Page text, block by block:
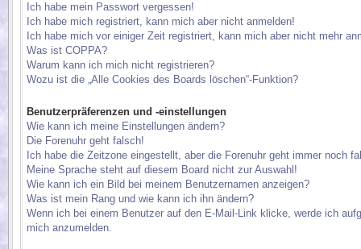
Ich habe mein Passwort vergessen!
Ich habe mich registriert, kann mich aber nicht anmelden!
Ich habe mich vor einiger Zeit registriert, kann mich aber nicht mehr
Was ist COPPA?
Warum kann ich mich nicht registrieren?
Wozu ist die „Alle Cookies des Boards löschen“-Funktion?
Benutzerpräferenzen und -einstellungen
Wie kann ich meine Einstellungen ändern?
Die Forenuhr geht falsch!
Ich habe die Zeitzone eingestellt, aber die Forenuhr geht immer noch
Meine Sprache steht auf diesem Board nicht zur Auswahl!
Wie kann ich ein Bild bei meinem Benutzernamen anzeigen?
Was ist mein Rang und wie kann ich ihn ändern?
Wenn ich bei einem Benutzer auf den E-Mail-Link klicke, werde ich
mich anzumelden.